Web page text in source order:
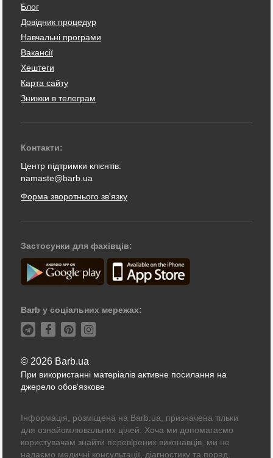
Блог
Довідник процедур
Навчальні програми
Вакансії
Хештеги
Карта сайту
Знижки в телеграм
Контакти:
Центр підтримки клієнтів:
namaste@barb.ua
Форма зворотнього зв'язку
Застосунки для фахівців:
Barb у соціальних мережах:
© 2026 Barb.ua
При використанні матеріалів активне посилання на
джерело обов'язкове
Інформація, розміщена на Barb.ua, призначена тільки
для ознайомлювальних цілей. Хоча ми допомагаємо
користувачам знайти перевірених виконавців, ми не
надаємо медичні консультації, діагностику та порад.